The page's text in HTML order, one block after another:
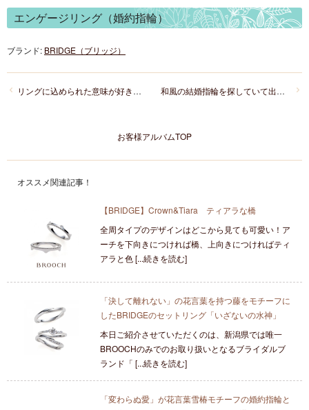
エンゲージリング（婚約指輪）
ブランド: BRIDGE（ブリッジ）
和風の結婚指輪を探していて出逢った杢目金屋の紅ひとすじ
リングに込められた意味が好き！俄初桜のセットリング
お客様アルバムTOP
オススメ関連記事！
【BRIDGE】Crown&Tiara ティアラな橋
全周タイプのデザインはどこから見ても可愛い！ア
ーチを下向きにつければ橋、上向きにつければティ
アラと色 [...続きを読む]
「決して離れない」の花言葉を持つ藤をモチーフに
したBRIDGEのセットリング「いざないの水神」
本日ご紹介させていただくのは、新潟県では唯一
BROOCHのみでのお取り扱いとなるブライダルブ
ランド「 [...続きを読む]
「変わらぬ愛」が花言葉雪椿モチーフの婚約指輪と